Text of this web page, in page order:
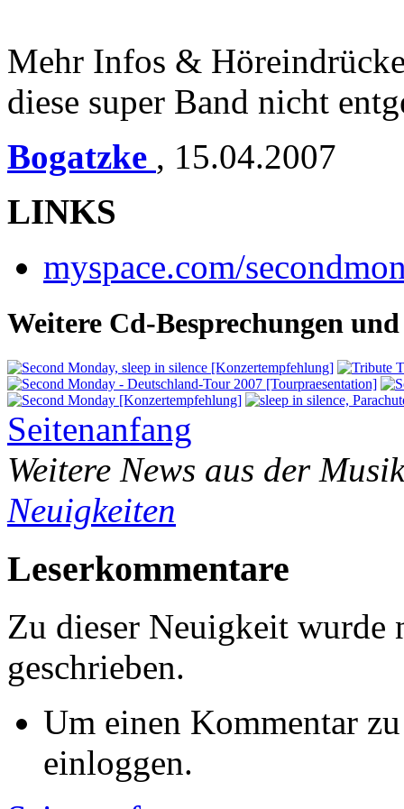
Mehr Infos &
diese super Band nicht
Bogatzke , 15.04.2007
LINKS
myspace.com/
Weitere Cd-Besprechungen
Seitenanfang
Weitere News aus der
Neuigkeiten
Leserkommentare
Zu dieser Neuigkeit wurde
geschrieben.
Um einen Kommentar
einloggen.